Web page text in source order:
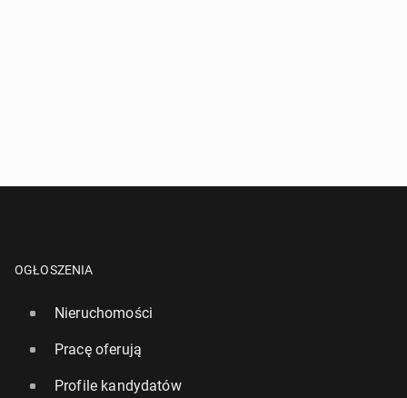
OGŁOSZENIA
Nieruchomości
Pracę oferują
Profile kandydatów